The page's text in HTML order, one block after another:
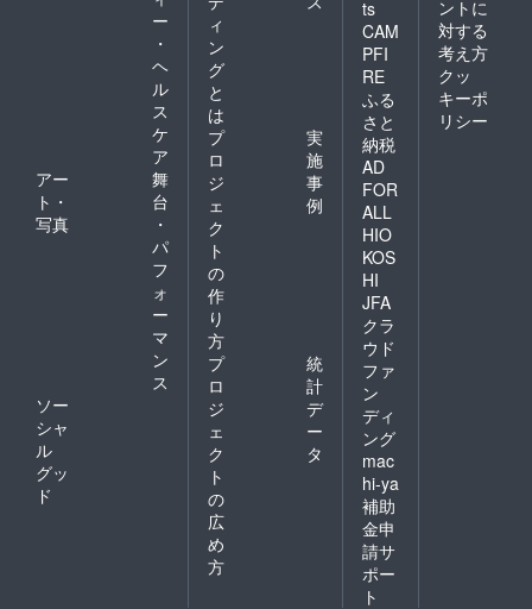
ー
・
ヘ
ル
ス
ケ
ア
アー
ト・
写真
舞
台
・
パ
フ
ォ
ー
マ
ン
ス
ソー
シャ
ル
グッ
ド
ィ
ン
グ
と
は
プ
ロ
ジ
ェ
ク
ト
の
作
り
方
実
施
事
例
プ
ロ
ジ
ェ
ク
ト
の
広
め
方
統
計
デ
ー
タ
ts
CAM
PFI
RE
ふる
さと
納税
AD
FOR
ALL
HIO
KOS
HI
JFA
クラ
ウド
ファ
ン
ディ
ング
mac
hi-ya
補助
金申
請サ
ポー
ト
ントに
対する
考え方
クッ
キーポ
リシー